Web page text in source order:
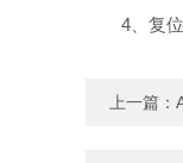
4 、复
上一篇：